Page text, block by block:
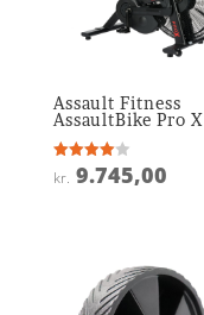
Assault Fitness
AssaultBike Pro X
Vurderet
4
kr. 9.745,00